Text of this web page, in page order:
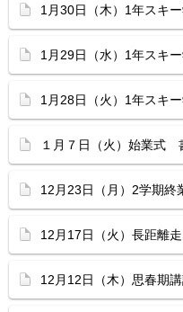
1月30日（木）1年スキ
1月29日（水）1年スキ
1月28日（火）1年スキ
１月７日（火）始業式
12月23日（月）2学期終
12月17日（火）長距離
12月12日（木）思春期